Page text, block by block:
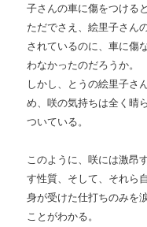
子さんの車に傷をつける
ただでさえ、絵里子さん
されているのに、車に傷
わなかったのだろうか。
しかし、とうの絵里子さ
め、咲の気持ちは全く晴
ついている。
このように、咲には激昂
す性質、そして、それら
身が受けた仕打ちのみを
ことがわかる。